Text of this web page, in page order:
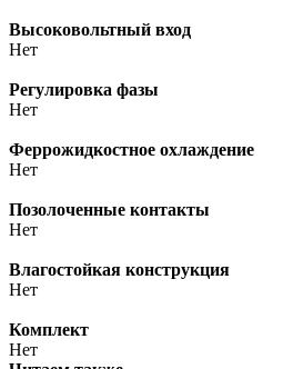
Высоковольтный вход
Нет
Регулировка фазы
Нет
Феррожидкостное охлаждение
Нет
Позолоченные контакты
Нет
Влагостойкая конструкция
Нет
Комплект
Нет